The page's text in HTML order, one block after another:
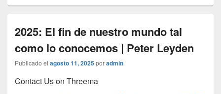
2025: El fin de nuestro mundo tal
como lo conocemos | Peter Leyden
Publicado el agosto 11, 2025poradmin
Contact Us on Threema